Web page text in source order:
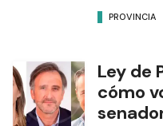
PROVINCIA
Ley de
cómo